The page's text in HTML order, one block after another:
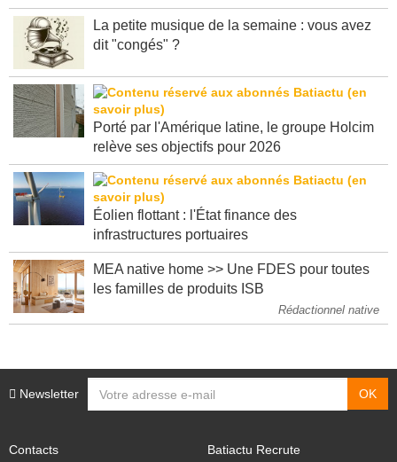
La petite musique de la semaine : vous avez
dit "congés" ?
Porté par l'Amérique latine, le groupe Holcim
relève ses objectifs pour 2026
Éolien flottant : l'État finance des
infrastructures portuaires
MEA native home >> Une FDES pour toutes
les familles de produits ISB
Rédactionnel native
Newsletter
Contacts Batiactu Recrute